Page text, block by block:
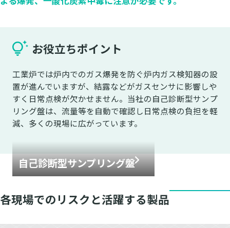
お役立ちポイント
工業炉では炉内でのガス爆発を防ぐ炉内ガス検知器の設
置が進んでいますが、結露などがガスセンサに影響しや
すく日常点検が欠かせません。当社の自己診断型サンプ
リング盤は、流量等を自動で確認し日常点検の負担を軽
減、多くの現場に広がっています。
自己診断型サンプリング盤
各現場でのリスクと活躍する製品